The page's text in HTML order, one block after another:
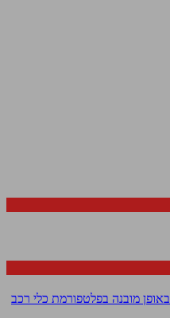
פורד / תשלב את Apple Maps באופן מובנה בפלטפורמת כלי רכב